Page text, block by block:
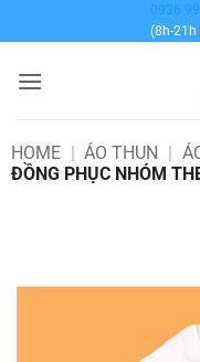
qua
dung
0936
(8h-21h
HOME | ÁO THUN |
ĐỒNG PHỤC NHÓM